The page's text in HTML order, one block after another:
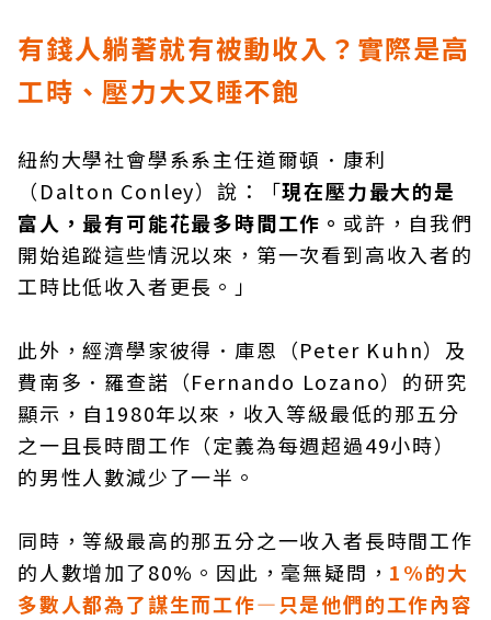
有錢人躺著就有被動收入？實際是高
工時、壓力大又睡不飽
紐約大學社會學系系主任道爾頓．康利
（Dalton Conley）說：「現在壓力最大的是
富人，最有可能花最多時間工作。 或許，自我們
開始追蹤這些情況以來，第一次看到高收入者的
工時比低收入者更長。」
此外，經濟學家彼得．庫恩（Peter Kuhn）及
費南多．羅查諾（Fernando Lozano）的研究
顯示，自1980年以來，收入等級最低的那五分
之一且長時間工作（定義為每週超過49小時）
的男性人數減少了一半。
同時，等級最高的那五分之一收入者長時間工作
的人數增加了80%。因此，毫無疑問， 1%的大
多數人都為了謀生而工作—只是他們的工作內容